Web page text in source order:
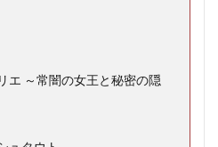
エ ～常闇の女王と秘密の隠